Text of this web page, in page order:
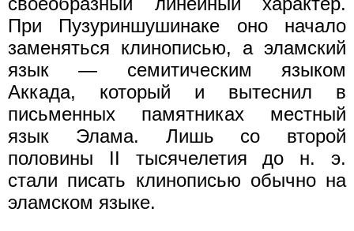
При Пузуриншушинаке оно начало
заменяться клинописью, а эламский
язык — семитическим языком
Аккада, который и вытеснил в
письменных памятниках местный
язык Элама. Лишь со второй
половины II тысячелетия до н. э.
стали писать клинописью обычно на
эламском языке.